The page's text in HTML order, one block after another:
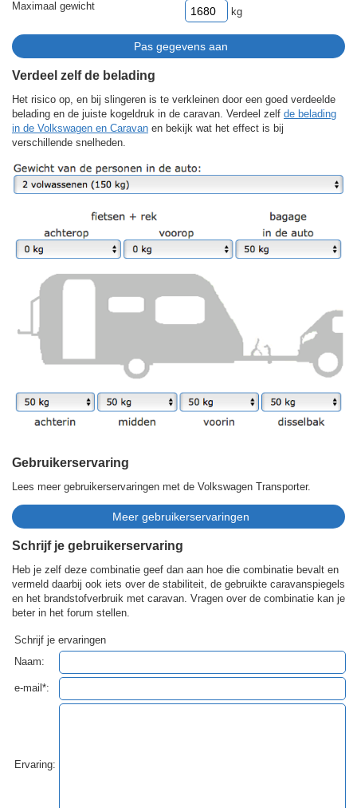
Maximaal gewicht kg
Verdeel zelf de belading
Het risico op, en bij slingeren is te verkleinen door een goed verdeelde
belading en de juiste kogeldruk in de caravan. Verdeel zelf de belading
in de Volkswagen en Caravan en bekijk wat het effect is bij
verschillende snelheden.
Gebruikerservaring
Lees meer gebruikerservaringen met de Volkswagen Transporter.
Schrijf je gebruikerservaring
Heb je zelf deze combinatie geef dan aan hoe die combinatie bevalt en
vermeld daarbij ook iets over de stabiliteit, de gebruikte caravanspiegels
en het brandstofverbruik met caravan. Vragen over de combinatie kan je
beter in het forum stellen.
Schrijf je ervaringen
Naam:
e-mail*:
Ervaring: